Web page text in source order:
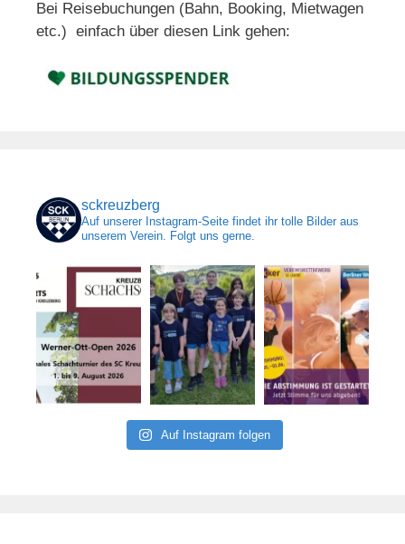
Bei Reisebuchungen (Bahn, Booking, Mietwagen
etc.) einfach über diesen Link gehen:
sckreuzberg
Auf unserer Instagram-Seite findet ihr tolle Bilder aus
unserem Verein. Folgt uns gerne.
Auf Instagram folgen